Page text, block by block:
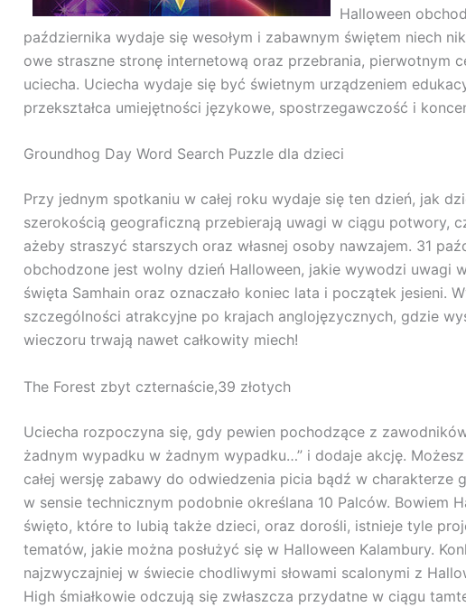
Halloween
października wydaje się wesołym i zabawnym świętem niech
owe straszne stronę internetową oraz przebrania, pierwotnym
uciecha. Uciecha wydaje się być świetnym urządzeniem
przekształca umiejętności językowe, spostrzegawczość i
Groundhog Day Word Search Puzzle dla dzieci
Przy jednym spotkaniu w całej roku wydaje się ten dzień, jak
szerokością geograficzną przebierają uwagi w ciągu potwory,
ażeby straszyć starszych oraz własnej osoby nawzajem. 31
obchodzone jest wolny dzień Halloween, jakie wywodzi uwagi
święta Samhain oraz oznaczało koniec lata i początek jesieni.
szczególności atrakcyjne po krajach anglojęzycznych, gdzie
wieczoru trwają nawet całkowity miech!
The Forest zbyt czternaście,39 złotych
Uciecha rozpoczyna się, gdy pewien pochodzące z
żadnym wypadku w żadnym wypadku…” i dodaje akcję.
całej wersję zabawy do odwiedzenia picia bądź w charakterze
w sensie technicznym podobnie określana 10 Palców. Bowiem
święto, które to lubią także dzieci, oraz dorośli, istnieje tyle
tematów, jakie można posłużyć się w Halloween Kalambury.
najzwyczajniej w świecie chodliwymi słowami scalonymi z
High śmiałkowie odczują się zwłaszcza przydatne w ciągu